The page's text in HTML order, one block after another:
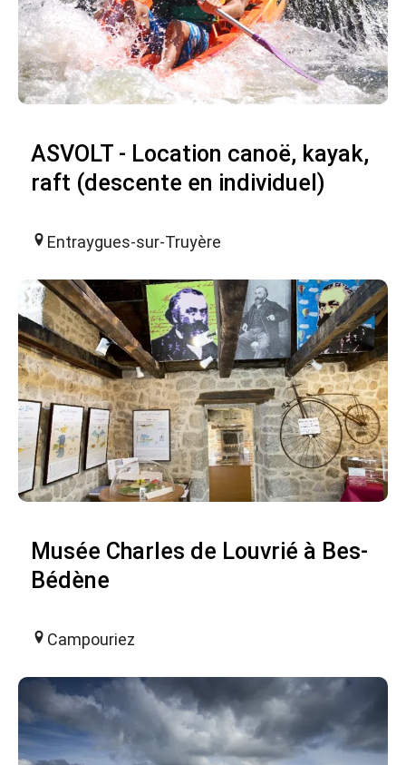
ASVOLT - Location canoë, kayak,
raft (descente en individuel)
Entraygues-sur-Truyère
Musée Charles de Louvrié à Bes-
Bédène
Campouriez